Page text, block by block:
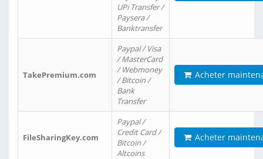
UPi Transfer /
Paysera /
Banktransfer
TakePremium.com
Paypal / Visa
/ MasterCard
/ Webmoney
/ Bitcoin /
Bank
Transfer
Acheter
FileSharingKey.com
Paypal /
Credit Card /
Bitcoin /
Altcoins
Acheter